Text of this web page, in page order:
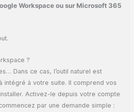
Workspace ou sur Microsoft 365
?
Dans ce cas, l’outil naturel est
intégré à votre suite. Il comprend vos
Activez-le depuis votre compte
par une demande simple :